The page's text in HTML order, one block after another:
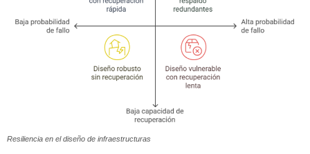
Resiliencia en el diseño de infraestructuras